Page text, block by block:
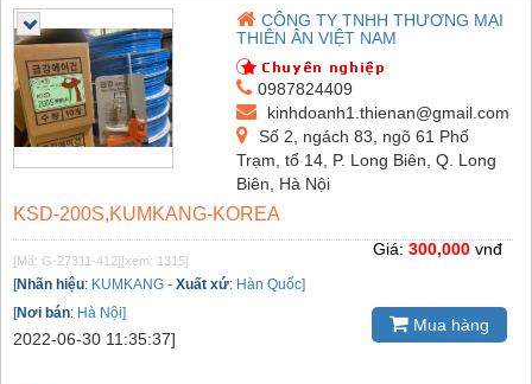
CÔNG TY TNHH THƯƠNG MẠI
THIÊN ÂN VIỆT NAM
0987824409
kinhdoanh1.thienan@gmail.com
Số 2, ngách 83, ngõ 61 Phố
Trạm, tổ 14, P. Long Biên, Q. Long
Biên, Hà Nội
KSD-200S,KUMKANG-KOREA
[Mã: G-27311-412][xem: 1315]
[Nhãn hiệu: KUMKANG - Xuất xứ: Hàn Quốc]
[Nơi bán: Hà Nội]
2022-06-30 11:35:37]
Giá: 300,000 vnđ
Mua hàng